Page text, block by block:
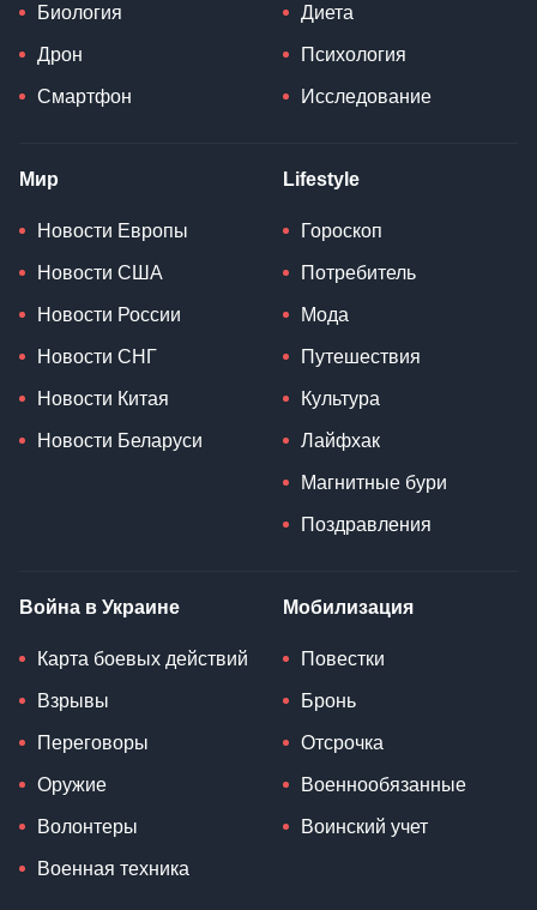
Биология
Дрон
Смартфон
Диета
Психология
Исследование
Мир
Новости Европы
Новости США
Новости России
Новости СНГ
Новости Китая
Новости Беларуси
Lifestyle
Гороскоп
Потребитель
Мода
Путешествия
Культура
Лайфхак
Магнитные бури
Поздравления
Война в Украине
Карта боевых действий
Взрывы
Переговоры
Оружие
Волонтеры
Военная техника
Мобилизация
Повестки
Бронь
Отсрочка
Военнообязанные
Воинский учет